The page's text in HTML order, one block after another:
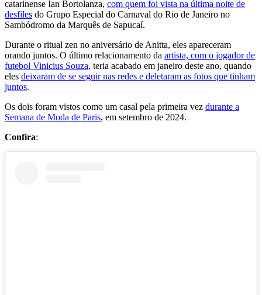
catarinense Ian Bortolanza, com quem foi vista na última noite de
desfiles do Grupo Especial do Carnaval do Rio de Janeiro no
Sambódromo da Marquês de Sapucaí.
Durante o ritual zen no aniversário de Anitta, eles apareceram
orando juntos. O último relacionamento da artista, com o jogador de
futebol Vinicius Souza, teria acabado em janeiro deste ano, quando
eles deixaram de se seguir nas redes e deletaram as fotos que tinham
juntos.
Os dois foram vistos como um casal pela primeira vez durante a
Semana de Moda de Paris, em setembro de 2024.
Confira: